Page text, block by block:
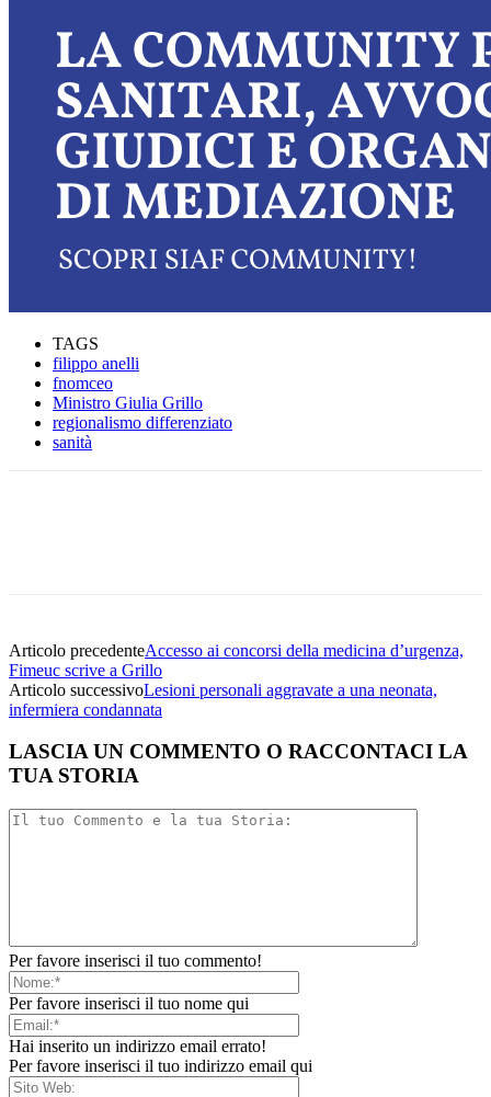
TAGS
filippo anelli
fnomceo
Ministro Giulia Grillo
regionalismo differenziato
sanità
Articolo precedenteAccesso ai concorsi della medicina d’urgenza,
Fimeuc scrive a Grillo
Articolo successivoLesioni personali aggravate a una neonata,
infermiera condannata
LASCIA UN COMMENTO O RACCONTACI LA
TUA STORIA
Per favore inserisci il tuo commento!
Per favore inserisci il tuo nome qui
Hai inserito un indirizzo email errato!
Per favore inserisci il tuo indirizzo email qui